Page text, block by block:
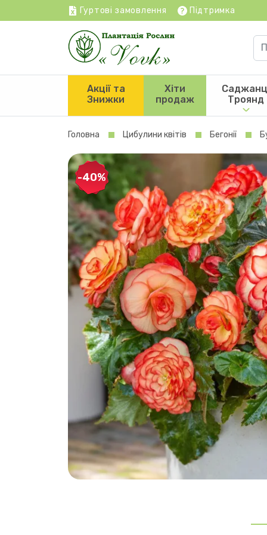
Гуртові замовлення Підтримка
Акції та
Знижки
Хіти
продаж
Троянд
Головна Цибулини квітів Бегонії
-40%